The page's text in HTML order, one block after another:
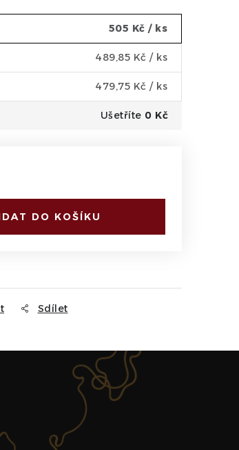
505 Kč / ks
489,85 Kč / ks
479,75 Kč / ks
Ušetříte 0 Kč
DO KOŠÍKU
Sdílet